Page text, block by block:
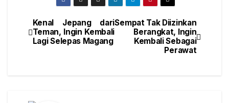
Sempat Tak Diizinkan
Berangkat, Ingin
Kembali Sebagai
Perawat
Kenal Jepang dari
Teman, Ingin Kembali
Lagi Selepas Magang